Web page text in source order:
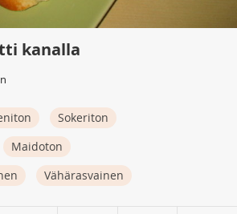
kanalla
Sokeriton
Maidoton
Vähärasvainen